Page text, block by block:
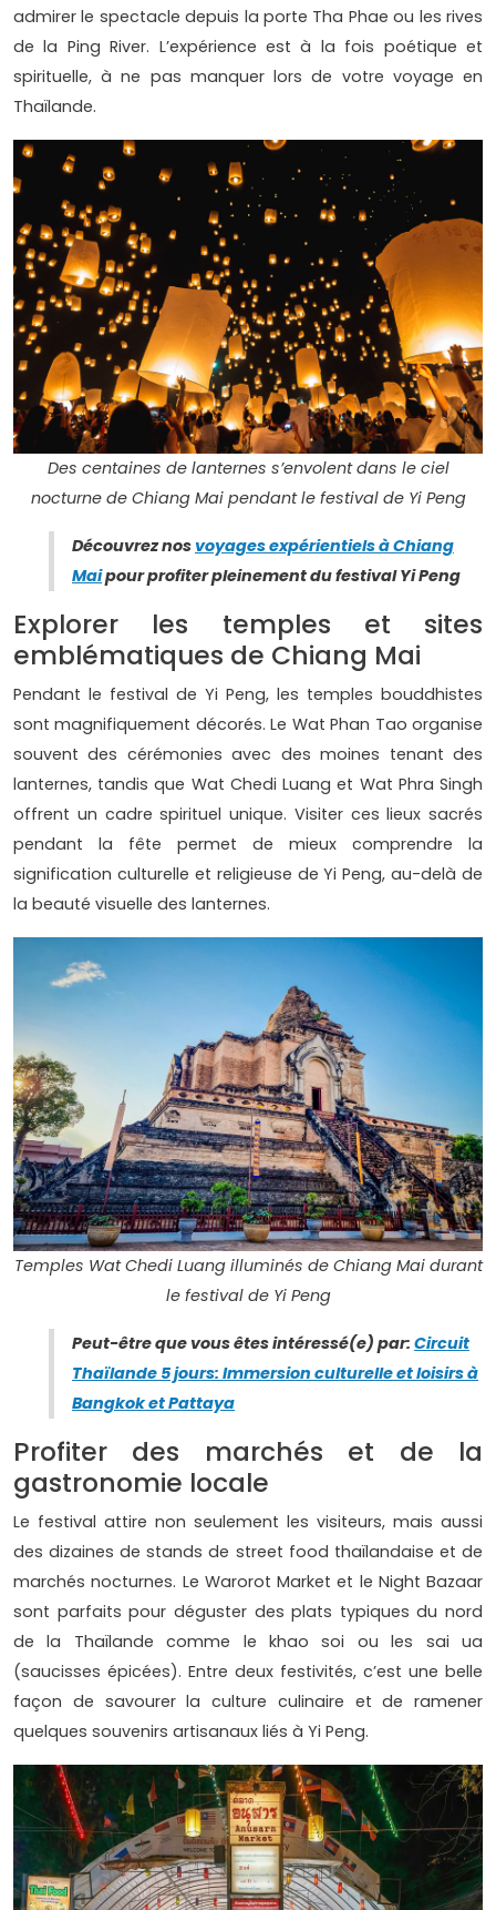
admirer le spectacle depuis la porte Tha Phae ou les rives
de la Ping River. L’expérience est à la fois poétique et
spirituelle, à ne pas manquer lors de votre voyage en
Thaïlande.
Des centaines de lanternes s’envolent dans le ciel
nocturne de Chiang Mai pendant le festival de Yi Peng
Découvrez nosvoyages expérientiels à Chiang
Maipour profiter pleinement du festival Yi Peng
Explorer les temples et sites
emblématiques de Chiang Mai
Pendant le festival de Yi Peng, les temples bouddhistes
sont magnifiquement décorés. Le Wat Phan Tao organise
souvent des cérémonies avec des moines tenant des
lanternes, tandis que Wat Chedi Luang et Wat Phra Singh
offrent un cadre spirituel unique. Visiter ces lieux sacrés
pendant la fête permet de mieux comprendre la
signification culturelle et religieuse de Yi Peng, au-delà de
la beauté visuelle des lanternes.
Temples Wat Chedi Luang illuminés de Chiang Mai durant
le festival de Yi Peng
Peut-être que vous êtes intéressé(e) par: Circuit
Thaïlande 5 jours: Immersion culturelle et loisirs à
Bangkok et Pattaya
Profiter des marchés et de la
gastronomie locale
Le festival attire non seulement les visiteurs, mais aussi
des dizaines de stands de street food thaïlandaise et de
marchés nocturnes. Le Warorot Market et le Night Bazaar
sont parfaits pour déguster des plats typiques du nord
de la Thaïlande comme le khao soi ou les sai ua
(saucisses épicées). Entre deux festivités, c’est une belle
façon de savourer la culture culinaire et de ramener
quelques souvenirs artisanaux liés à Yi Peng.